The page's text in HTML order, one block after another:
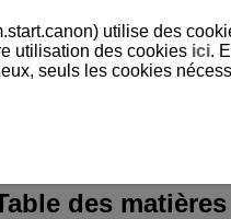
des matières
utilise des
utilisation des cookies ici.
seuls les cookies